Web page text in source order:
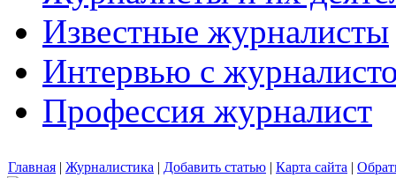
Известные журналисты
Интервью с
Профессия журналист
Главная | Журналистика | Добавить статью | Карта сайта |